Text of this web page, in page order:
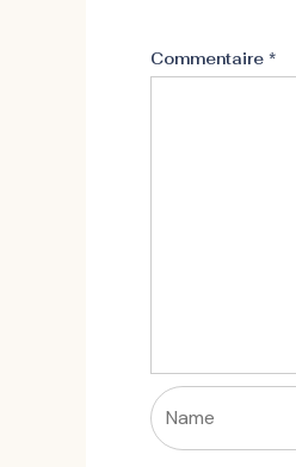
Commentaire *
Name